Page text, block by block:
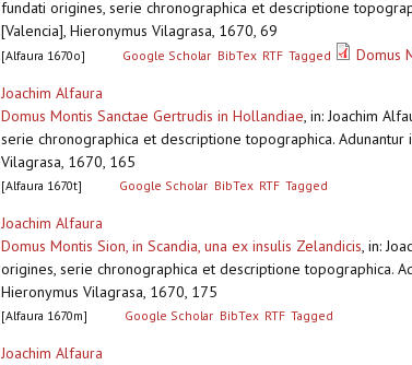
fundati origines, serie chronographica et descriptione
[Valencia], Hieronymus Vilagrasa, 1670, 69
[Alfaura 1670o] Google Scholar BibTex RTF Tagged Domus
Joachim Alfaura
Domus Montis Sanctae Gertrudis in Hollandiae, in: Joachim
serie chronographica et descriptione topographica.
Vilagrasa, 1670, 165
[Alfaura 1670t] Google Scholar BibTex RTF Tagged
Joachim Alfaura
Domus Montis Sion, in Scandia, una ex insulis Zelandicis, in:
origines, serie chronographica et descriptione topographica.
Hieronymus Vilagrasa, 1670, 175
[Alfaura 1670m] Google Scholar BibTex RTF Tagged
Joachim Alfaura